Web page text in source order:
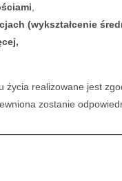
(wykształcenie
życia realizowane jest
zostanie